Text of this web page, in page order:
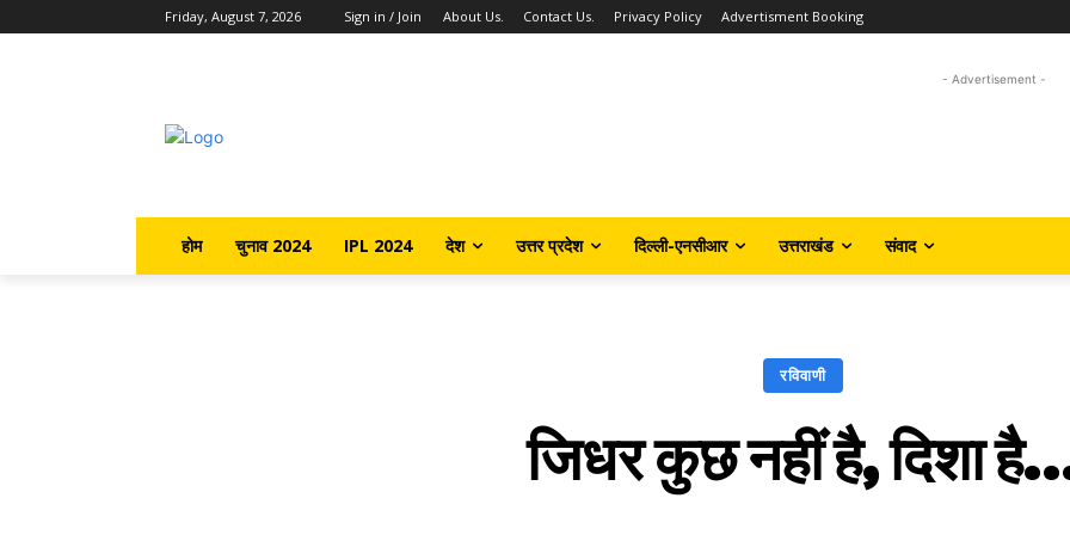
Friday, August 7, 2026 Sign in / Join About Us. Contact Us. Privacy Policy Advertisment Booking
- Advertisement -
होम चुनाव 2024 IPL 2024 देश उत्तर प्रदेश दिल्ली-एनसीआर उत्तराखंड संवाद
रविवाणी
जिधर कुछ नहीं है, दिशा